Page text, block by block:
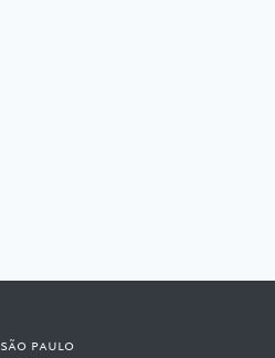
são paulo